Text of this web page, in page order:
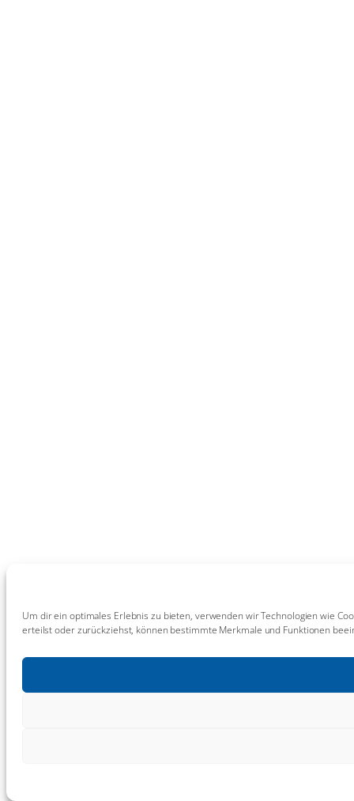
Um dir ein optimales Erlebnis zu bieten, verwenden wir Technologien wie
erteilst oder zurückziehst, können bestimmte Merkmale und Funktionen